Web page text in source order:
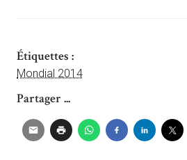
Étiquettes :
Mondial 2014
Partager ...